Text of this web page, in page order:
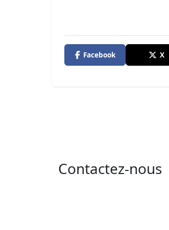
Facebook X
Contactez-nous